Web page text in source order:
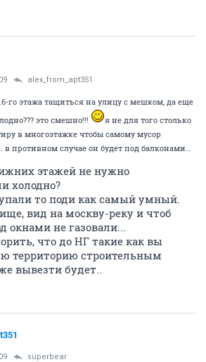
alex_from_apt351
го этажа тащиться на улицу с мешком, да еще
это смешно!!!
я не для того столько
в многоэтажке чтобы самому мусор
противном случае он будет под балконами…
этажей не нужно
холодно?
то поди как самый умный.
вид на москву-реку и чтоб
не газовали...
что до НГ такие как вы
территорию строительным
вывезти будет..
superbear